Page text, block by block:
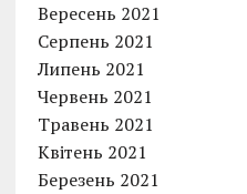
Вересень 2021
Серпень 2021
Липень 2021
Червень 2021
Травень 2021
Квітень 2021
Березень 2021